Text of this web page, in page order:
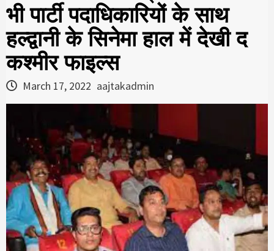
भी पार्टी पदाधिकारियों के साथ
हल्द्वानी के सिनेमा हाल में देखी द
कश्मीर फाइल्स
March 17, 2022 aajtakadmin